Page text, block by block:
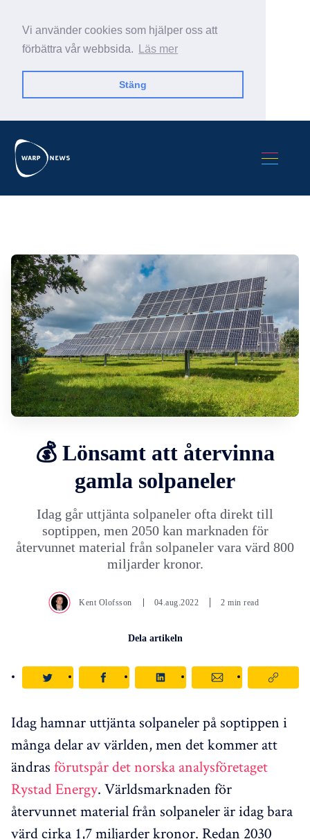
Vi använder cookies som hjälper oss att
förbättra vår webbsida.
Läs mer
Stäng
💰 Lönsamt att återvinna
gamla solpaneler
Idag går uttjänta solpaneler ofta direkt till
soptippen, men 2050 kan marknaden för
återvunnet material från solpaneler vara värd 800
miljarder kronor.
Kent Olofsson 04.aug.2022 2 min read
Dela artikeln
Idag hamnar uttjänta solpaneler på soptippen i
många delar av världen, men det kommer att
ändras förutspår det norska analysföretaget
Rystad Energy. Världsmarknaden för
återvunnet material från solpaneler är idag bara
värd cirka 1,7 miljarder kronor. Redan 2030